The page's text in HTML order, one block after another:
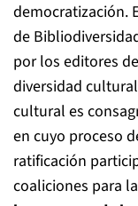
democratización.
de
por los editores
diversidad
cultural es
en cuyo proceso
ratificación
coaliciones para